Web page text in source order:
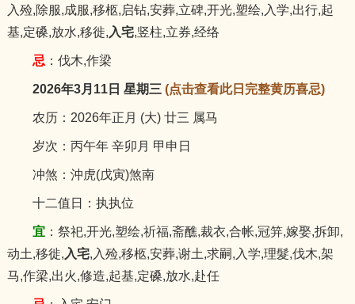
入殓,除服,成服,移柩,启钻,安葬,立碑,开光,塑绘,入学,出行,起
基,定磉,放水,移徙, 入宅,竖柱,立券,经络
忌 ：伐木,作梁
2026年3月11日 星期三 (点击查看此日完整黄历喜忌)
农历：2026年正月 (大) 廿三 属马
岁次：丙午年 辛卯月 甲申日
冲煞：沖虎(戊寅)煞南
十二值日：执执位
宜：祭祀,开光,塑绘,祈福,斋醮,裁衣,合帐,冠笄,嫁娶,拆卸,
动土,移徙, 入宅,入殓,移柩,安葬,谢土,求嗣,入学,理髮,伐木,架
马,作梁,出火,修造,起基,定磉,放水,赴任